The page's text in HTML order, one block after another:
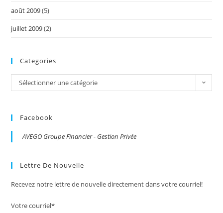
août 2009(5)
juillet 2009(2)
Categories
Categories
Sélectionner une catégorie
Facebook
AVEGO Groupe Financier - Gestion Privée
Lettre De Nouvelle
Recevez notre lettre de nouvelle directement dans votre courriel!
Votre courriel*